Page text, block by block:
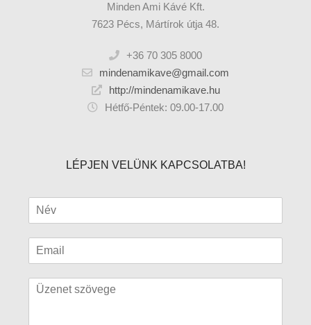
Minden Ami Kávé Kft.
7623 Pécs, Mártírok útja 48.
+36 70 305 8000
mindenamikave@gmail.com
http://mindenamikave.hu
Hétfő-Péntek: 09.00-17.00
LÉPJEN VELÜNK KAPCSOLATBA!